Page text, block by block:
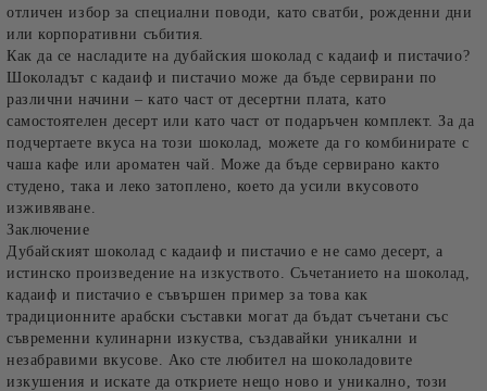
отличен избор за специални поводи, като сватби, рожденни дни
или корпоративни събития.
Как да се насладите на дубайския шоколад с кадаиф и пистачио?
Шоколадът с кадаиф и пистачио може да бъде сервирани по
различни начини – като част от десертни плата, като
самостоятелен десерт или като част от подаръчен комплект. За да
подчертаете вкуса на този шоколад, можете да го комбинирате с
чаша кафе или ароматен чай. Може да бъде сервирано както
студено, така и леко затоплено, което да усили вкусовото
изживяване.
Заключение
Дубайският шоколад с кадаиф и пистачио е не само десерт, а
истинско произведение на изкуството. Съчетанието на шоколад,
кадаиф и пистачио е съвършен пример за това как
традиционните арабски съставки могат да бъдат съчетани със
съвременни кулинарни изкуства, създавайки уникални и
незабравими вкусове. Ако сте любител на шоколадовите
изкушения и искате да откриете нещо ново и уникално, този